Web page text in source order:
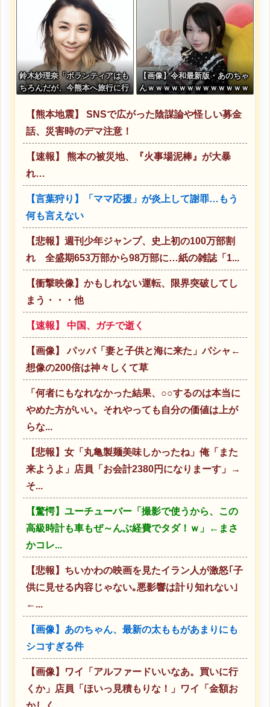
鈴木紗理奈「ボランティアはも
ちろんだが、今熊本へ旅行に行
【画像】令和最新版・あのちゃ
んｗｗｗｗｗｗｗｗｗｗｗｗｗ
【熊本地震】 SNSで広がった陰謀論や怪しい募金
話、災害時のデマ注意！
【速報】 熊本の被災地、『火事場泥棒』が大暴
れ…
【言葉狩り】「ママ応援」が炎上して謝罪…もう
何も言えない
【悲報】週刊少年ジャンプ、史上初の100万部割
れ 全盛期653万部から98万部に…紙の雑誌「1...
【衝撃映像】かもしれない運転、限界突破してし
まう・・・他
【速報】 中国、ガチで逝く
【画像】 パッパ「妻と子供と海に来た」パシャ←
想像の200倍は神々しくて草
「何者にもなれなかった結果、○○するのは本当に
やめた方がいい。それやっても自分の価値は上が
らな...
【悲報】女「丸亀製麺美味しかったね」俺「また
来ようよ」店員「お会計2380円になりまーす」→
そ...
【驚愕】ユーチューバー「撮影で使うから、この
高級時計も車もぜ～んぶ経費でタダ！ｗ」←まさ
かコレ...
【悲報】ちいかわの映画を見たイラン人が激怒｢子
供に見せる内容じゃない｡悪影響は計り知れない｣
←...
【画像】あのちゃん、最新の太ももがあまりにも
シコすぎる件
【画像】ワイ「アルファードいいなあ。買いに行
くか」店員「ほいっ見積もりな！」ワイ「金額お